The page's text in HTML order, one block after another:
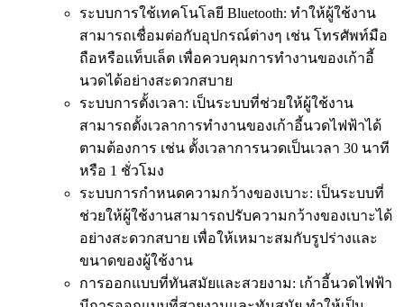
ระบบการใช้เทคโนโลยี Bluetooth: ทำให้ผู้ใช้งาน
สามารถเชื่อมต่อกับอุปกรณ์ต่างๆ เช่น โทรศัพท์มือ
ถือหรือแท็บเล็ต เพื่อควบคุมการทำงานของเก้าอี้
นวดได้อย่างสะดวกสบาย
ระบบการตั้งเวลา: เป็นระบบที่ช่วยให้ผู้ใช้งาน
สามารถตั้งเวลาการทำงานของเก้าอี้นวดไฟฟ้าได้
ตามต้องการ เช่น ตั้งเวลาการนวดเป็นเวลา 30 นาที
หรือ 1 ชั่วโมง
ระบบการกำหนดความกว้างของเบาะ: เป็นระบบที่
ช่วยให้ผู้ใช้งานสามารถปรับความกว้างของเบาะได้
อย่างสะดวกสบาย เพื่อให้เหมาะสมกับรูปร่างและ
ขนาดของผู้ใช้งาน
การออกแบบที่ทันสมัยและสวยงาม: เก้าอี้นวดไฟฟ้า